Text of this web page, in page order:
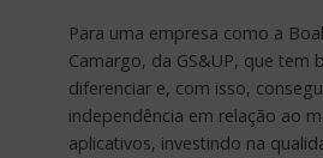
Para uma empresa como a
Camargo, da GS&UP, que tem
diferenciar e, com isso,
independência em relação ao
aplicativos, investindo na